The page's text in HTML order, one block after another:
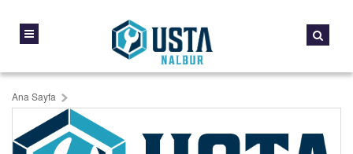
Ana Sayfa